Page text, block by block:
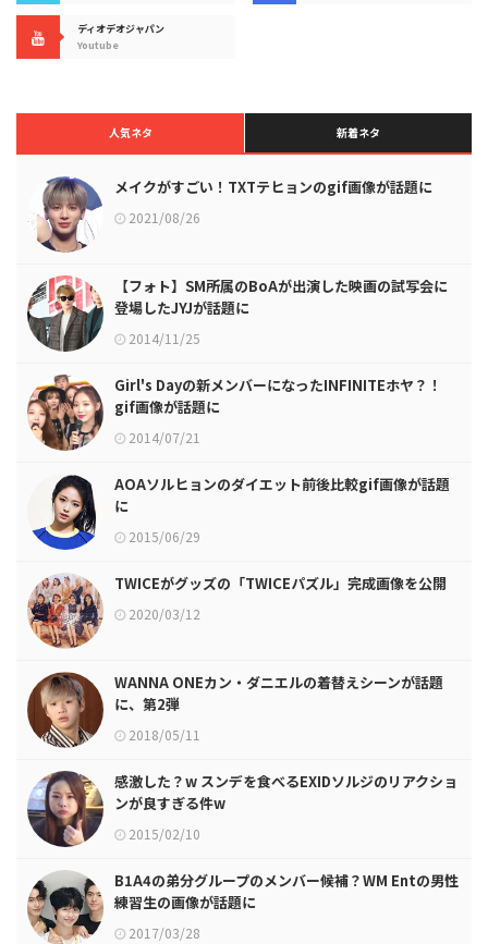
ディオデオジャパン
Youtube
人気ネタ 新着ネタ
メイクがすごい！TXTテヒョンのgif画像が話題に
2021/08/26
【フォト】SM所属のBoAが出演した映画の試写会に
登場したJYJが話題に
2014/11/25
Girl's Dayの新メンバーになったINFINITEホヤ？！
gif画像が話題に
2014/07/21
AOAソルヒョンのダイエット前後比較gif画像が話題
に
2015/06/29
TWICEがグッズの「TWICEパズル」完成画像を公開
2020/03/12
WANNA ONEカン・ダニエルの着替えシーンが話題
に、第2弾
2018/05/11
感激した？w スンデを食べるEXIDソルジのリアクショ
ンが良すぎる件w
2015/02/10
B1A4の弟分グループのメンバー候補？WM Entの男性
練習生の画像が話題に
2017/03/28